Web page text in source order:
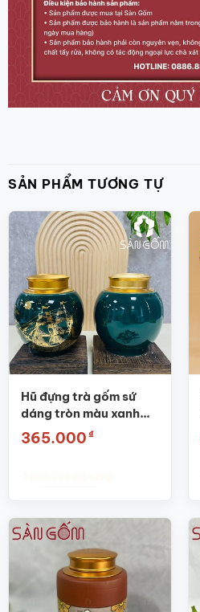
SẢN PHẨM TƯƠNG TỰ
Hũ đựng trà gốm sứ
dáng tròn màu xanh
coban họa tiết thuận
buồm xuôi gió SG-
365.000 ₫